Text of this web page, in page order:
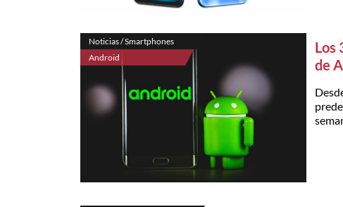
Noticias / Smartphones
Android
Los
de